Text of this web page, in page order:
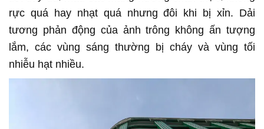
rực quá hay nhạt quá nhưng đôi khi bị xỉn. Dải
tương phản động của ảnh trông không ấn tượng
lắm, các vùng sáng thường bị cháy và vùng tối
nhiễu hạt nhiều.